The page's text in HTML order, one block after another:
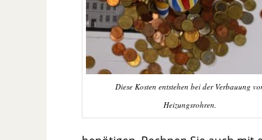
Diese Kosten entstehen bei der Verbauung
Heizungsrohren.